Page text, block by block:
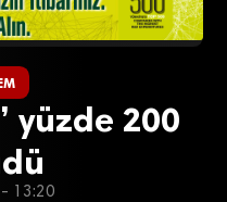
yüzde 200
13:20